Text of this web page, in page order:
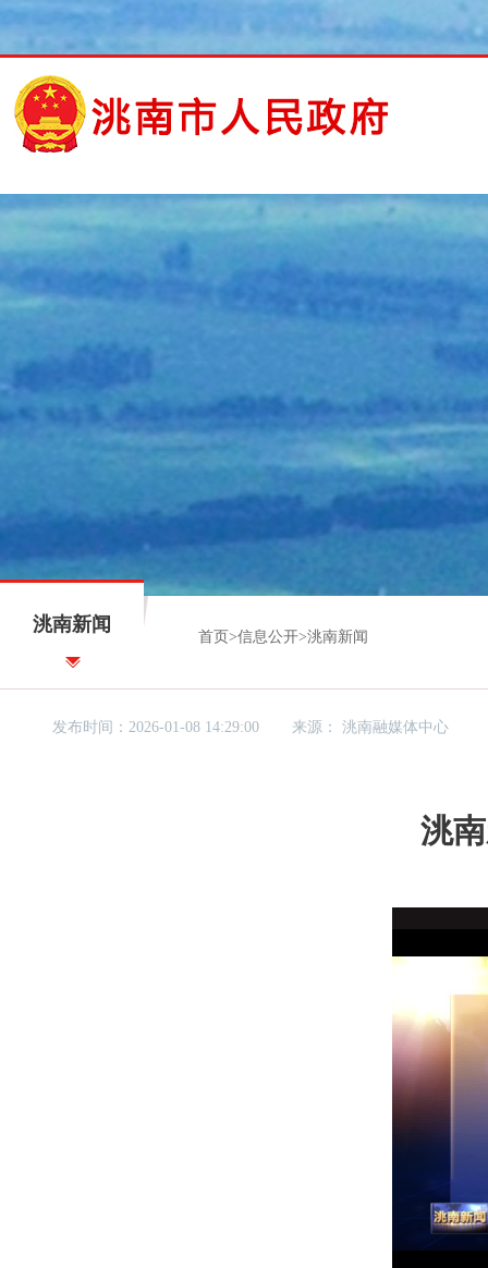
洮南新闻
首页 >信息公开>洮南新闻
发布时间：2026-01-08 14:29:00 来源：洮南融媒体中心
洮